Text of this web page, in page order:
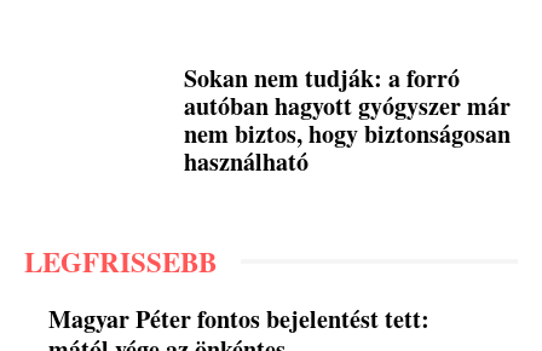
Sokan nem tudják: a forró
autóban hagyott gyógyszer már
nem biztos, hogy biztonságosan
használható
LEGFRISSEBB
Magyar Péter fontos bejelentést tett: